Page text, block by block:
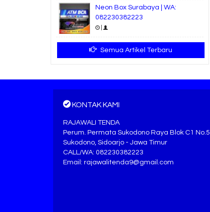
Neon Box Surabaya | WA:
082230382223
Semua Artikel Terbaru
KONTAK KAMI
RAJAWALI TENDA
Perum. Permata Sukodono Raya Blok C1 No.5
Sukodono, Sidoarjo - Jawa Timur
CALL/WA: 082230382223
Email: rajawalitenda9@gmail.com